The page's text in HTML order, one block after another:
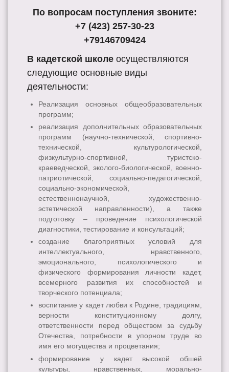
По вопросам поступления звоните:
+7 (423) 257-30-23
+79146709424
В кадетской школе осуществляются
следующие основные виды
деятельности:
Реализация основных общеобразовательных
программ;
реализация дополнительных образовательных
программ (научно-технической, спортивно-
технической, культурологической,
физкультурно-спортивной, туристско-
краеведческой, эколого-биологической, военно-
патриотической, социально-педагогической,
социально-экономической,
естественнонаучной, художественно-
эстетической направленности), а также
подготовку – проведение психологической
диагностики, тестирование и консультаций;
создание благоприятных условий для
интеллектуального, нравственного,
эмоционального, психологического и
физического формирования личности кадет,
всемерного развития их способностей и
творческого потенциала;
воспитание у кадет любви к Родине, традициям,
верности конституционному долгу,
ответственности перед обществом за судьбу
Отечества, потребности в упорном труде во
имя его могущества и процветания;
формирование у кадет высокой обшей
культуры, нравственных, морально-